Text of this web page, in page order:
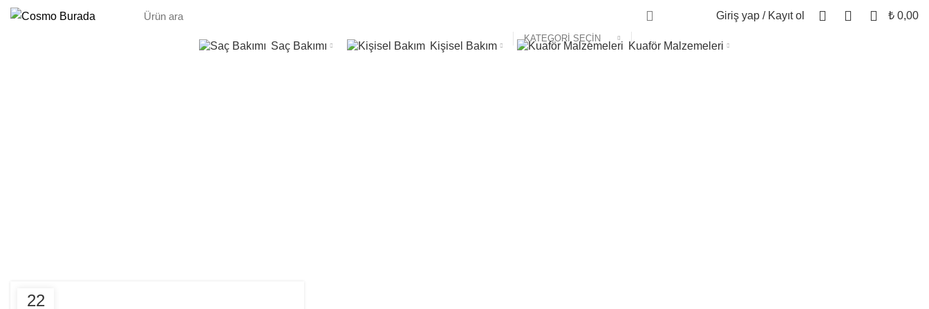
KATEGORI SEÇIN
Giriş yap / Kayıt ol ₺ 0,00
Saç Bakımı Kişisel Bakım Kuaför Malzemeleri
22